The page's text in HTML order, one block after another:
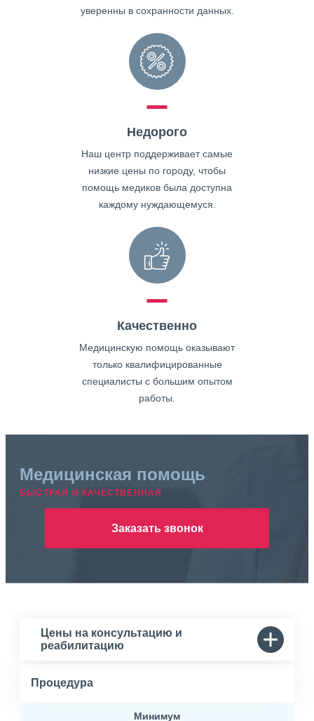
уверенны в сохранности данных.
Недорого
Наш центр поддерживает самые
низкие цены по городу, чтобы
помощь медиков была доступна
каждому нуждающемуся.
Качественно
Медицинскую помощь оказывают
только квалифицированные
специалисты с большим опытом
работы.
Медицинская помощь
БЫСТРАЯ И КАЧЕСТВЕННАЯ
Заказать звонок
Цены на консультацию и
реабилитацию
Процедура
Минимум